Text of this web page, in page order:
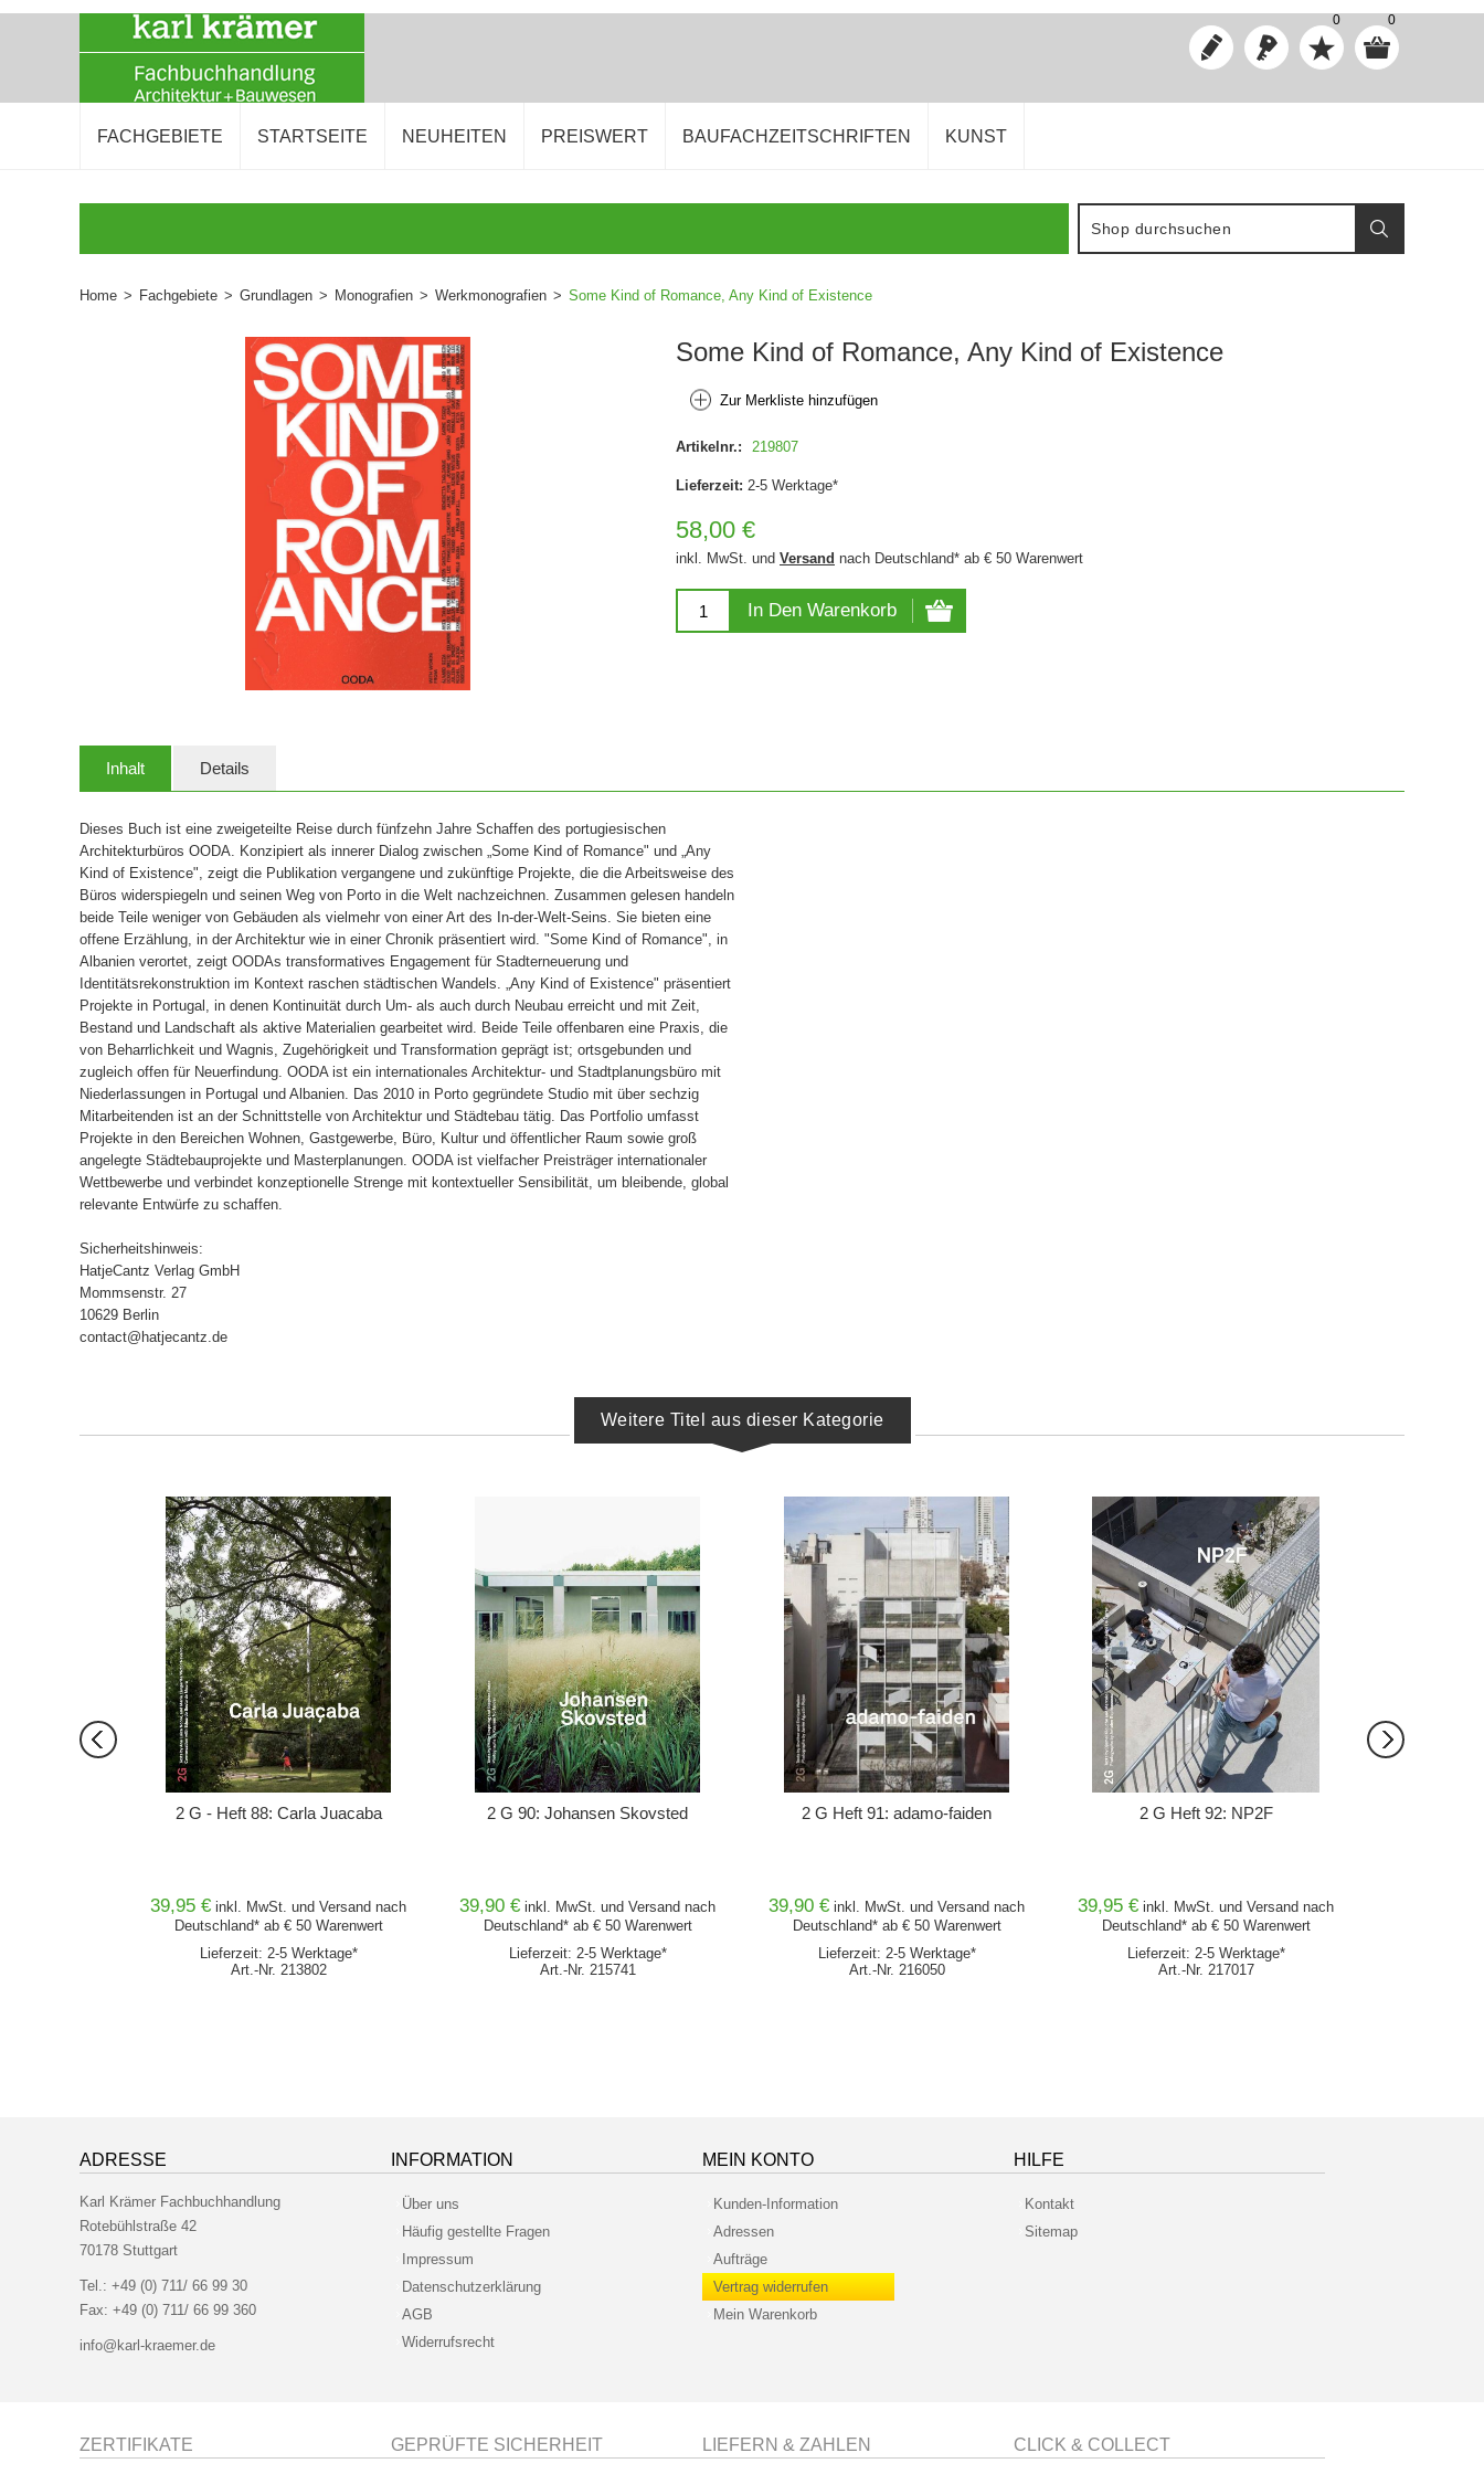
0 0
FACHGEBIETE STARTSEITE NEUHEITEN PREISWERT BAUFACHZEITSCHRIFTEN KUNST
Home > Fachgebiete > Grundlagen > Monografien > Werkmonografien > Some Kind of Romance, Any Kind of Existence
Some Kind of Romance, Any Kind of Existence
Zur Merkliste hinzufügen
Artikelnr.: 219807
Lieferzeit: 2-5 Werktage*
58,00 €
inkl. MwSt. und Versand nach Deutschland* ab € 50 Warenwert
In Den Warenkorb
Inhalt Details
Dieses Buch ist eine zweigeteilte Reise durch fünfzehn Jahre Schaffen des portugiesischen
Architekturbüros OODA. Konzipiert als innerer Dialog zwischen „Some Kind of Romance" und „Any
Kind of Existence", zeigt die Publikation vergangene und zukünftige Projekte, die die Arbeitsweise des
Büros widerspiegeln und seinen Weg von Porto in die Welt nachzeichnen. Zusammen gelesen handeln
beide Teile weniger von Gebäuden als vielmehr von einer Art des In-der-Welt-Seins. Sie bieten eine
offene Erzählung, in der Architektur wie in einer Chronik präsentiert wird. "Some Kind of Romance", in
Albanien verortet, zeigt OODAs transformatives Engagement für Stadterneuerung und
Identitätsrekonstruktion im Kontext raschen städtischen Wandels. „Any Kind of Existence" präsentiert
Projekte in Portugal, in denen Kontinuität durch Um- als auch durch Neubau erreicht und mit Zeit,
Bestand und Landschaft als aktive Materialien gearbeitet wird. Beide Teile offenbaren eine Praxis, die
von Beharrlichkeit und Wagnis, Zugehörigkeit und Transformation geprägt ist; ortsgebunden und
zugleich offen für Neuerfindung. OODA ist ein internationales Architektur- und Stadtplanungsbüro mit
Niederlassungen in Portugal und Albanien. Das 2010 in Porto gegründete Studio mit über sechzig
Mitarbeitenden ist an der Schnittstelle von Architektur und Städtebau tätig. Das Portfolio umfasst
Projekte in den Bereichen Wohnen, Gastgewerbe, Büro, Kultur und öffentlicher Raum sowie groß
angelegte Städtebauprojekte und Masterplanungen. OODA ist vielfacher Preisträger internationaler
Wettbewerbe und verbindet konzeptionelle Strenge mit kontextueller Sensibilität, um bleibende, global
relevante Entwürfe zu schaffen.
Sicherheitshinweis:
HatjeCantz Verlag GmbH
Mommsenstr. 27
10629 Berlin
contact@hatjecantz.de
Weitere Titel aus dieser Kategorie
2 G - Heft 88: Carla Juacaba
39,95 € inkl. MwSt. und Versand nach
Deutschland* ab € 50 Warenwert
Lieferzeit: 2-5 Werktage*
Art.-Nr. 213802
IN DEN WARENKORB
2 G 90: Johansen Skovsted
39,90 € inkl. MwSt. und Versand nach
Deutschland* ab € 50 Warenwert
Lieferzeit: 2-5 Werktage*
Art.-Nr. 215741
2 G Heft 91: adamo-faiden
39,90 € inkl. MwSt. und Versand nach
Deutschland* ab € 50 Warenwert
Lieferzeit: 2-5 Werktage*
Art.-Nr. 216050
IN DEN WARENKORB
2 G Heft 92: NP2F
39,95 € inkl. MwSt. und Versand nach
Deutschland* ab € 50 Warenwert
Lieferzeit: 2-5 Werktage*
Art.-Nr. 217017
IN DEN WARENKORB
ADRESSE
Karl Krämer Fachbuchhandlung
Rotebühlstraße 42
70178 Stuttgart
Tel.: +49 (0) 711/ 66 99 30
Fax: +49 (0) 711/ 66 99 360
info@karl-kraemer.de
INFORMATION
Über uns
Häufig gestellte Fragen
Impressum
Datenschutzerklärung
AGB
Widerrufsrecht
MEIN KONTO
Kunden-Information
Adressen
Aufträge
Vertrag widerrufen
Mein Warenkorb
HILFE
Kontakt
Sitemap
ZERTIFIKATE GEPRÜFTE SICHERHEIT LIEFERN & ZAHLEN CLICK & COLLECT